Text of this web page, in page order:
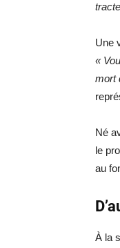
Une
«
mort
Né
le
au
À la